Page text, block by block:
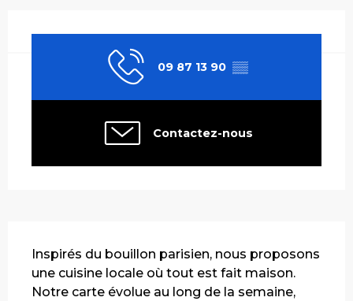
09 87 13 90 ▒▒
Contactez-nous
Inspirés du bouillon parisien, nous proposons
une cuisine locale où tout est fait maison.
Notre carte évolue au long de la semaine,